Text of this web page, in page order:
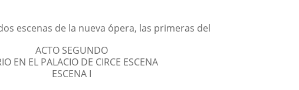
escenas de la nueva ópera, las primeras del
ACTO SEGUNDO
EN EL PALACIO DE CIRCE ESCENA
ESCENA I